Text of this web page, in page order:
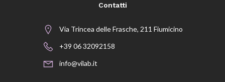
Contatti
Via Trincea delle Frasche, 211 Fiumicino
+39 06 32092158
info@vilab.it